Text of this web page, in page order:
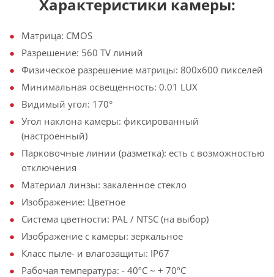
Характеристики камеры:
Матрица: CMOS
Разрешение: 560 TV линий
Физическое разрешение матрицы: 800х600 пикселей
Минимальная освещенность: 0.01 LUX
Видимый угол: 170°
Угол наклона камеры: фиксированный
(настроенный)
Парковочные линии (разметка): есть с возможностью
отключения
Материал линзы: закаленное стекло
Изображение: Цветное
Система цветности: PAL / NTSC (на выбор)
Изображение с камеры: зеркальное
Класс пыле- и влагозащиты: IP67
Рабочая температура: - 40ºС ~ + 70ºС